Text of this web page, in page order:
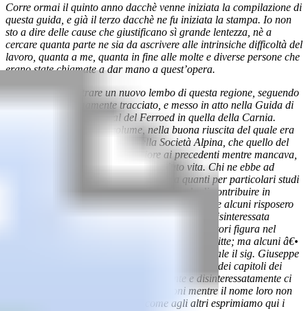
Corre ormai il quinto anno dacchè venne iniziata la compilazione di
questa guida, e già il terzo dacchè ne fu iniziata la stampa. Io non
sto a dire delle cause che giustificano sì grande lentezza, nè a
cercare quanta parte ne sia da ascrivere alle intrinsiche difficoltà del
lavoro, quanta a me, quanta in fine alle molte e diverse persone che
erano state chiamate a dar mano a quest’opera.
Si trattava di illustrare un nuovo lembo di questa regione, seguendo
un piano già ottimamente tracciato, e messo in atto nella Guida di
Udine, in quella del Canal del Ferroed in quella della Carnia.
Conveniva che il nuovo volume, nella buona riuscita del quale era
impegnato non meno il nome della Società Alpina, che quello del
nostro Friuli, non riuscisse inferiore ai precedenti mentre mancava,
pur troppo, Colui che a quelli aveva dato vita. Chi ne ebbe ad
ereditare il grave compito chiese aiuto a quanti per particolari studi
e speciali conoscenze locali fossero in grado di contribuire in
qualche modo all’opera. Se non tutti risposero, se alcuni risposero
con sole promesse, vi fu pure chi diede intera e disinteressata
l’opera propria. Il nome dei principali collaboratori figura nel
frontespizio ed accanto alle parti da ciascuno scritte; ma alcuni â€•
e fra questi mi piace qui ricordare in modo speciale il sig. Giuseppe
Bragato â€• estesero il proprio lavoro al di fuori dei capitoli dei
quali risultano autori, altri modestamente e disinteressatamente ci
furono larghi di consigli e di informazioni mentre il nome loro non
figura in modo alcuno. Agli uni come agli altri esprimiamo qui i